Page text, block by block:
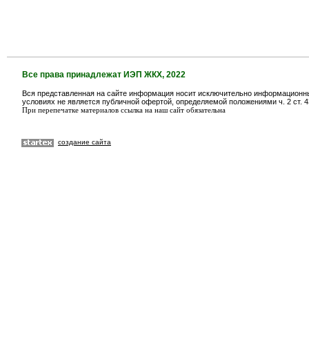
Все права принадлежат ИЭП ЖКХ, 2022
Вся представленная на сайте информация носит исключительно
условиях не является публичной офертой, определяемой положениями ч. 2 ст.
При перепечатке материалов ссылка на наш сайт обязательна
создание сайта